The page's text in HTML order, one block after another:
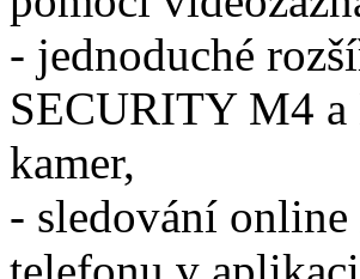
- jednoduché
SECURITY M4 a
kamer,
- sledování